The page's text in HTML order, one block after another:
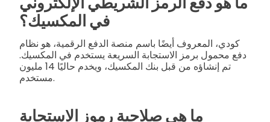
في المكسيك؟
كودي، المعروف أيضًا باسم منصة الدفع الرقمية، هو نظام
دفع محمول برمز الاستجابة السريعة يستخدم في المكسيك.
تم إنشاؤه من قبل بنك المكسيك، ويخدم حاليًا 14 مليون
مستخدم.
ما هي صلاحية رموز الاستجابة